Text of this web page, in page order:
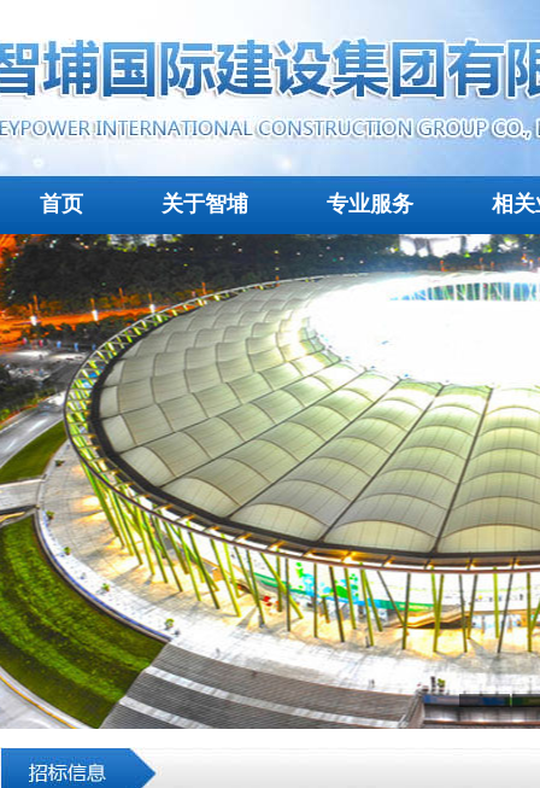
首页 关于智埔 专业服务 相关